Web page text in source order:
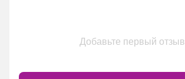
Добавьте первый отзыв